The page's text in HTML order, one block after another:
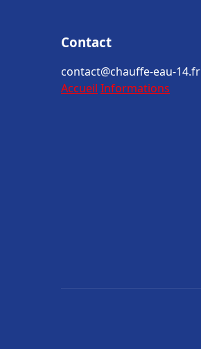
Contact
contact@chauffe-eau-14.fr
Accueil Informations